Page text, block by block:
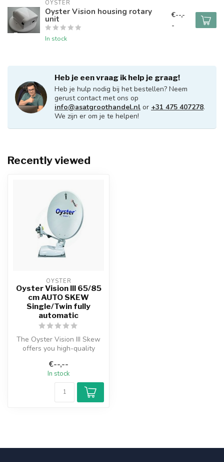
OYSTER
Oyster Vision housing rotary
unit
In stock
€--,-
-
Heb je een vraag ik help je graag!
Heb je hulp nodig bij het bestellen? Neem
gerust contact met ons op
info@asatgroothandel.nl or +31 475 407278.
We zijn er om je te helpen!
Recently viewed
OYSTER
Oyster Vision III 65/85
cm AUTO SKEW
Single/Twin fully
automatic
The Oyster Vision III Skew
offers you high-quality
everywher...
€--,--
In stock